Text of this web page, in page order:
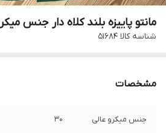
مانتو پاییزه بلند کلاه دار جنس
شناسه کالا ۵۱۶۸۴
مشخصات
جنس میکرو عالی ۳۰